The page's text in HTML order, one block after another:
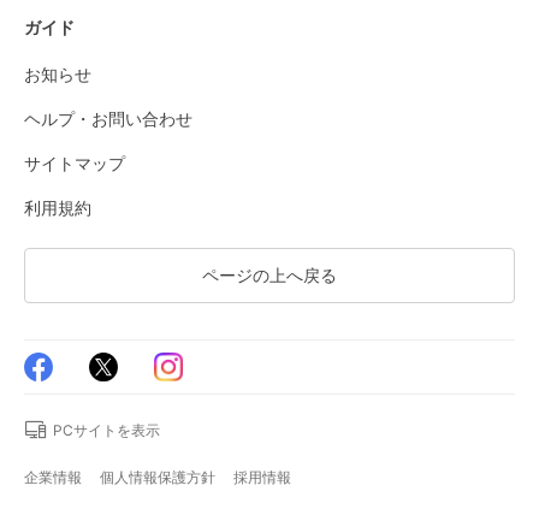
ガイド
お知らせ
ヘルプ・お問い合わせ
サイトマップ
利用規約
ページの上へ戻る
PCサイトを表示
企業情報 個人情報保護方針 採用情報